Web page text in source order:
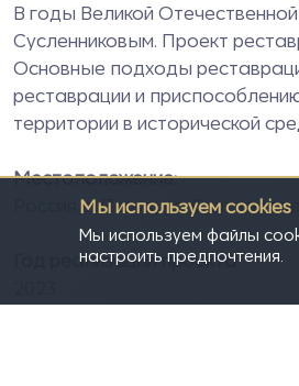
В годы Великой
Сусленниковым. Проект
Основные подходы
реставрации и
территории в исторической
Местоположение:
Россия, г. Псков, ул. Снятная
реализации проекта:
Мы используем cookies
Мы используем файлы
настроить предпочтения.